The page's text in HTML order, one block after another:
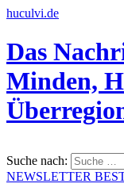
huculvi.de
Das
Minden,
Suche nach:
NEWSLETTER